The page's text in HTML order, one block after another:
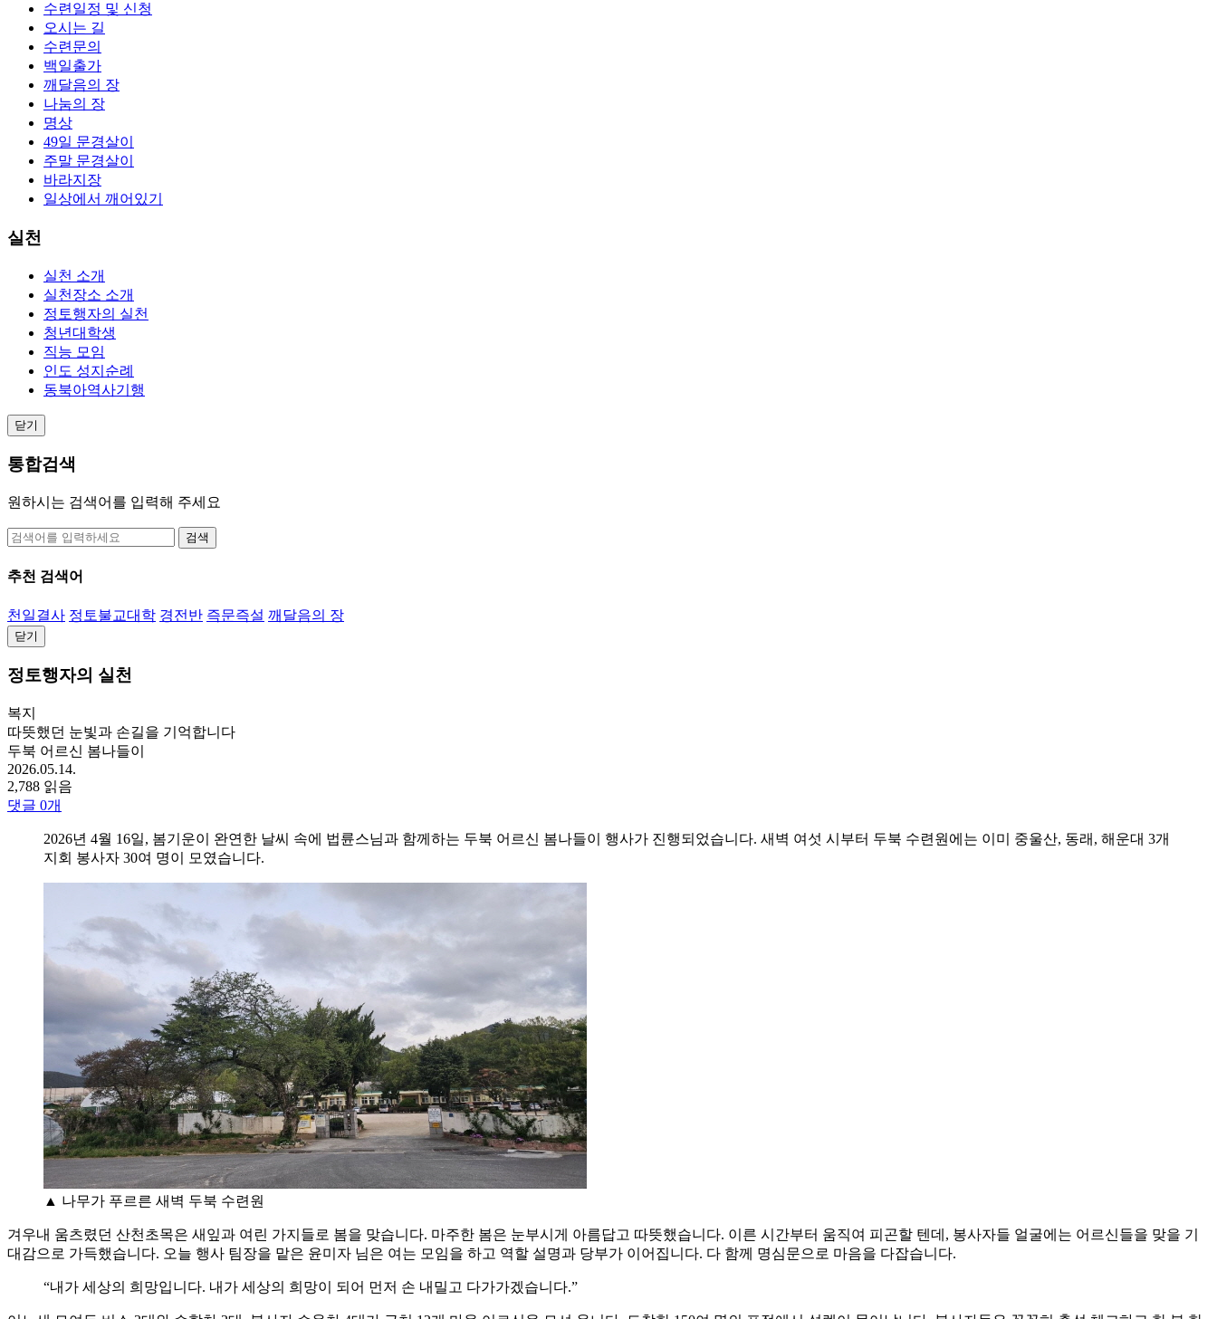
수련일정 및 신청
오시는 길
수련문의
백일출가
깨달음의 장
나눔의 장
명상
49일 문경살이
주말 문경살이
바라지장
일상에서 깨어있기
실천
실천 소개
실천장소 소개
정토행자의 실천
청년대학생
직능 모임
인도 성지순례
동북아역사기행
닫기
통합검색
원하시는 검색어를 입력해 주세요
검색
추천 검색어
천일결사 정토불교대학 경전반 즉문즉설 깨달음의 장
닫기
정토행자의 실천
복지
따뜻했던 눈빛과 손길을 기억합니다
두북 어르신 봄나들이
2026.05.14.
2,788 읽음
댓글 0개
2026년 4월 16일, 봄기운이 완연한 날씨 속에 법륜스님과 함께하는 두북 어르신 봄나들이 행사가 진행되었습니다. 새벽 여섯 시부터 두북 수련원에는 이미 중울산, 동래, 해운대 3개
지회 봉사자 30여 명이 모였습니다.
▲ 나무가 푸르른 새벽 두북 수련원
겨우내 움츠렸던 산천초목은 새잎과 여린 가지들로 봄을 맞습니다. 마주한 봄은 눈부시게 아름답고 따뜻했습니다. 이른 시간부터 움직여 피곤할 텐데, 봉사자들 얼굴에는 어르신들을 맞을 기
대감으로 가득했습니다. 오늘 행사 팀장을 맡은 윤미자 님은 여는 모임을 하고 역할 설명과 당부가 이어집니다. 다 함께 명심문으로 마음을 다잡습니다.
“내가 세상의 희망입니다. 내가 세상의 희망이 되어 먼저 손 내밀고 다가가겠습니다.”